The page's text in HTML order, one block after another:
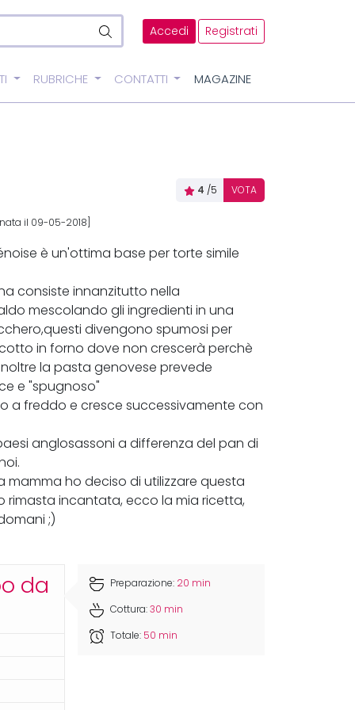
Accedi Registrati
RUBRICHE CONTATTI MAGAZINE
4 /5 VOTA
il 09-05-2018]
è un'ottima base per torte simile
consiste innanzitutto nella
mescolando gli ingredienti in una
divengono spumosi per
in forno dove non crescerà perchè
la pasta genovese prevede
e "spugnoso"
a freddo e cresce successivamente con
anglosassoni a differenza del pan di
mamma ho deciso di utilizzare questa
rimasta incantata, ecco la mia ricetta,
;)
da Preparazione: 20 min
Cottura:30 min
Totale: 50 min